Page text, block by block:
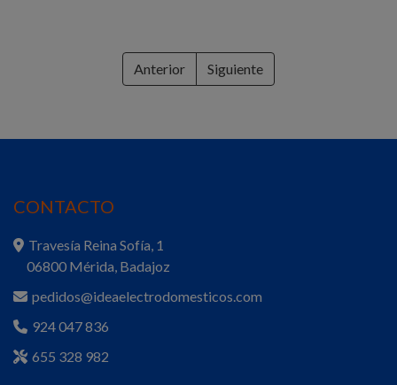
Anterior Siguiente
CONTACTO
Travesía Reina Sofía, 1
06800 Mérida, Badajoz
pedidos@ideaelectrodomesticos.com
924 047 836
655 328 982